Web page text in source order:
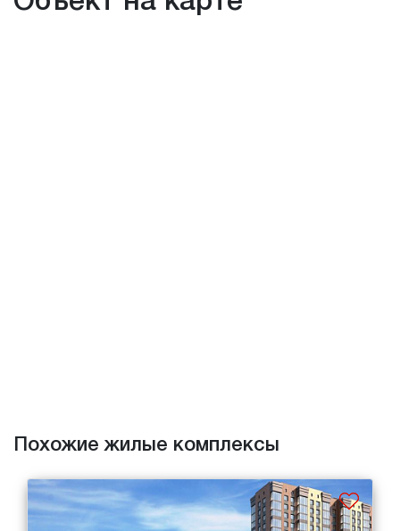
Похожие жилые комплексы